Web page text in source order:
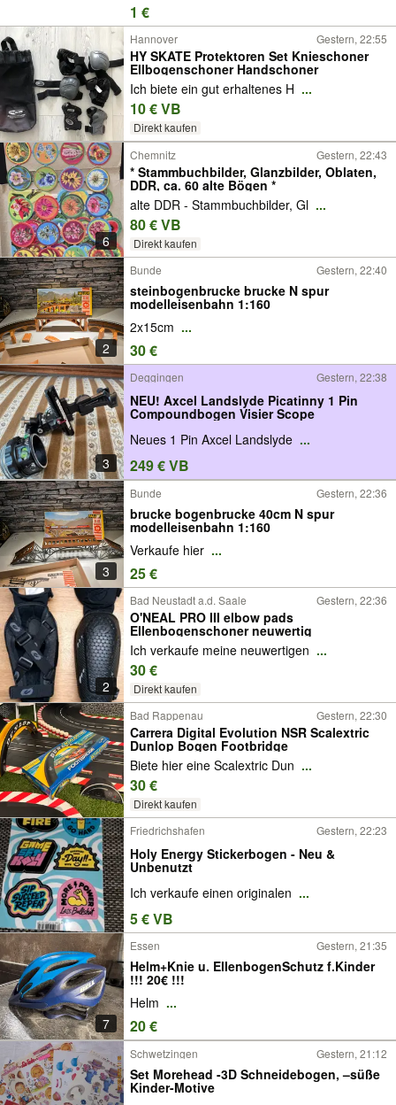
1 €
Hannover Gestern, 22:55
HY SKATE Protektoren Set Knieschoner
Ellbogenschoner Handschoner
Ich biete ein gut erhaltenes H ...
10 € VB
Direkt kaufen
6
Chemnitz Gestern, 22:43
* Stammbuchbilder, Glanzbilder, Oblaten,
DDR, ca. 60 alte Bögen *
alte DDR - Stammbuchbilder, Gl ...
80 € VB
Direkt kaufen
2
Bunde Gestern, 22:40
steinbogenbrucke brucke N spur
modelleisenbahn 1:160
2x15cm ...
30 €
3
Deggingen Gestern, 22:38
NEU! Axcel Landslyde Picatinny 1 Pin
Compoundbogen Visier Scope
Neues 1 Pin Axcel Landslyde ...
249 € VB
3
Bunde Gestern, 22:36
brucke bogenbrucke 40cm N spur
modelleisenbahn 1:160
Verkaufe hier ...
25 €
2
Bad Neustadt a.d. Saale Gestern, 22:36
O'NEAL PRO III elbow pads
Ellenbogenschoner neuwertig
Ich verkaufe meine neuwertigen ...
30 €
Direkt kaufen
Bad Rappenau
Gestern, 22:30
Carrera Digital Evolution NSR Scalextric
Dunlop Bogen Footbridge
Biete hier eine Scalextric Dun ...
30 €
Direkt kaufen
Friedrichshafen
Gestern, 22:23
Holy Energy Stickerbogen - Neu &
Unbenutzt
Ich verkaufe einen originalen ...
5 € VB
7
Essen Gestern, 21:35
Helm+Knie u. EllenbogenSchutz f.Kinder
!!! 20€ !!!
Helm ...
20 €
Schwetzingen Gestern, 21:12
Set Morehead -3D Schneidebogen, –süße
Kinder-Motive